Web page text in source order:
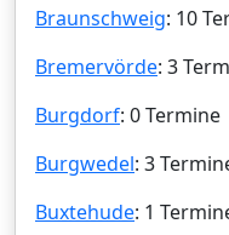
Braunschweig: 10
Bremervörde: 3
Burgdorf: 0 Termine
Burgwedel: 3
Buxtehude: 1